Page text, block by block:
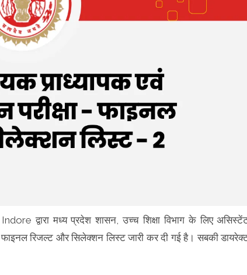
द्वारा मध्य प्रदेश शासन, उच्च शिक्षा विभाग के लिए
फाइनल रिजल्ट और सिलेक्शन लिस्ट जारी कर दी गई है। सबकी